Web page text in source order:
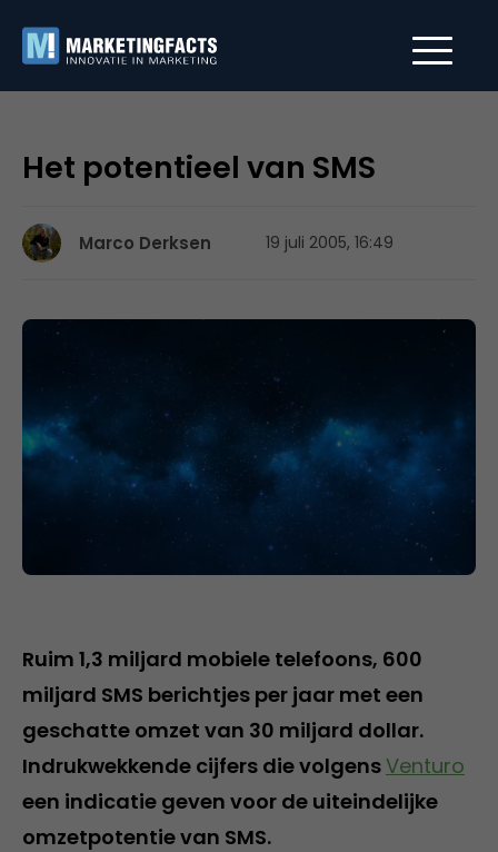
Het potentieel van SMS
Marco Derksen 19 juli 2005, 16:49
Ruim 1,3 miljard mobiele telefoons, 600
miljard SMS berichtjes per jaar met een
geschatte omzet van 30 miljard dollar.
Indrukwekkende cijfers die volgensVenturo
een indicatie geven voor de uiteindelijke
omzetpotentie van SMS.